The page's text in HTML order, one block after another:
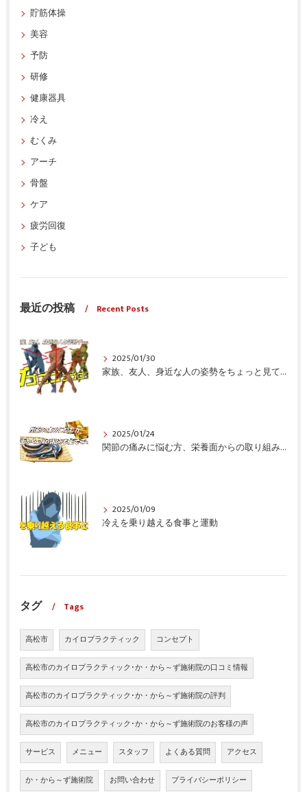
貯筋体操
美容
予防
研修
健康器具
冷え
むくみ
アーチ
骨盤
ケア
疲労回復
子ども
最近の投稿 Recent Posts
2025/01/30
家族、友人、身近な人の姿勢をちょっと見てみませんか？
2025/01/24
関節の痛みに悩む方、栄養面からの取り組みも重要ですよ！
2025/01/09
冷えを乗り越える食事と運動
タグ Tags
高松市 カイロプラクティック コンセプト
高松市のカイロプラクティック･か・から～ず施術院の口コミ情報
高松市のカイロプラクティック･か・から～ず施術院の評判
高松市のカイロプラクティック･か・から～ず施術院のお客様の声
サービス メニュー スタッフ よくある質問 アクセス
か・から～ず施術院 お問い合わせ プライバシーポリシー